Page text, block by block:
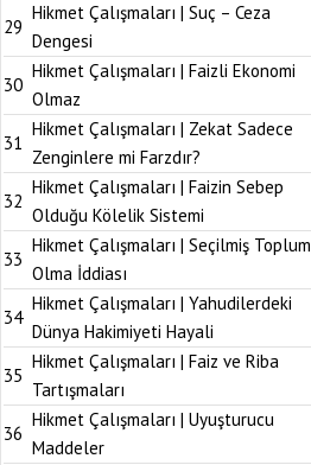
29
Hikmet Çalışmaları | Suç – Ceza
Dengesi
30
Hikmet Çalışmaları | Faizli Ekonomi
Olmaz
31
Hikmet Çalışmaları | Zekat Sadece
Zenginlere mi Farzdır?
32
Hikmet Çalışmaları | Faizin Sebep
Olduğu Kölelik Sistemi
33
Hikmet Çalışmaları | Seçilmiş Toplum
Olma İddiası
34
Hikmet Çalışmaları | Yahudilerdeki
Dünya Hakimiyeti Hayali
35
Hikmet Çalışmaları | Faiz ve Riba
Tartışmaları
36
Hikmet Çalışmaları | Uyuşturucu
Maddeler